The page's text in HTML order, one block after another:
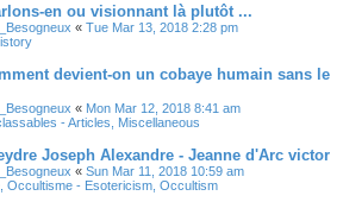
en ou visionnant là plutôt ...
« Tue Mar 13, 2018 2:28 pm
devient-on un cobaye humain sans le
« Mon Mar 12, 2018 8:41 am
- Articles, Miscellaneous
Joseph Alexandre - Jeanne d'Arc victor
« Sun Mar 11, 2018 10:59 am
Occultisme - Esotericism, Occultism